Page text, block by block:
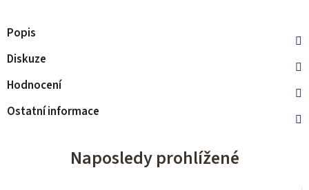
Popis
Diskuze
Hodnocení
Ostatní informace
Naposledy prohlížené